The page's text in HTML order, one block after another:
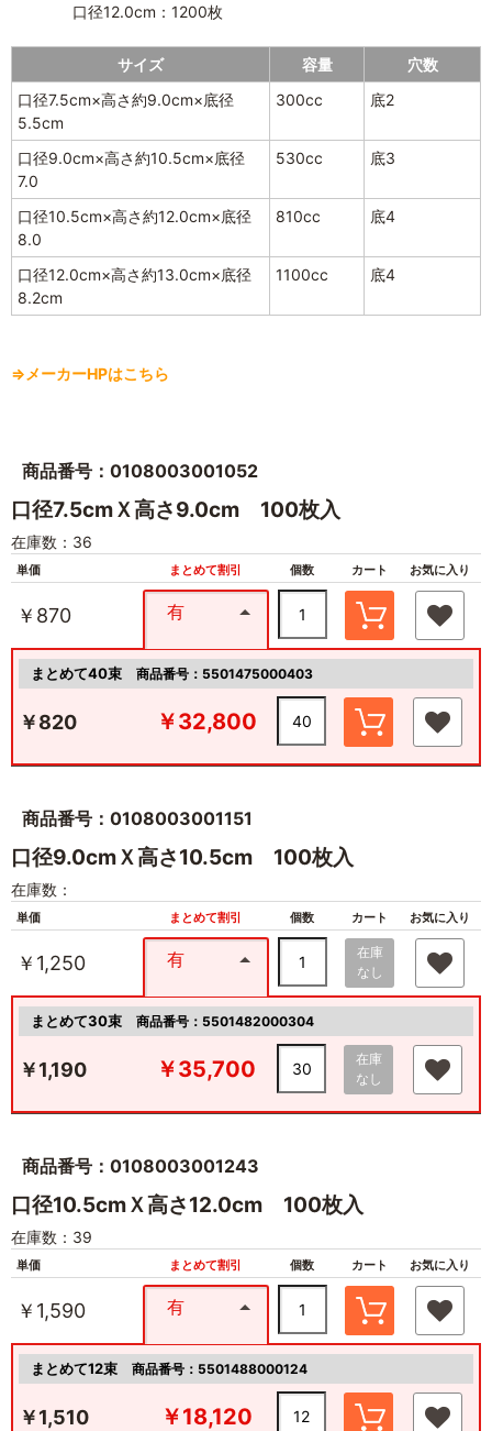
口径12.0cm：1200枚
サイズ 容量
穴数
口径7.5cm×高さ約9.0cm×底径
5.5cm
300cc 底2
口径9.0cm×高さ約10.5cm×底径
7.0
530cc 底3
口径10.5cm×高さ約12.0cm×底径
8.0
810cc 底4
口径12.0cm×高さ約13.0cm×底径
8.2cm
1100cc 底4
⇒メーカーHPはこちら
商品番号：0108003001052
口径7.5cmＸ高さ9.0cm 100枚入
在庫数：36
単価 まとめて割引 個数 カート お気に入り
￥870 有
まとめて40束 商品番号：5501475000403
￥820 ￥32,800
商品番号：0108003001151
口径9.0cmＸ高さ10.5cm 100枚入
在庫数：
単価 まとめて割引 個数 カート お気に入り
￥1,250 有
在庫
なし
まとめて30束 商品番号：5501482000304
￥1,190 ￥35,700
在庫
なし
商品番号：0108003001243
口径10.5cmＸ高さ12.0cm 100枚入
在庫数：39
単価 まとめて割引 個数 カート お気に入り
￥1,590 有
まとめて12束 商品番号：5501488000124
￥1,510 ￥18,120